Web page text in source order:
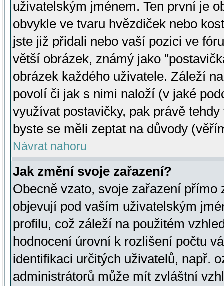
uživatelským jménem. Ten první je
obvykle ve tvaru hvězdiček nebo
jste již přidali nebo vaší pozici ve
větší obrázek, známý jako
obrázek každého uživatele. Záleží
povolí či jak s nimi naloží (v jaké
využívat postavičky, pak právě
byste se měli zeptat na důvody
Návrat nahoru
Jak změní svoje zařazení?
Obecně vzato, svoje zařazení přímo
objevují pod vaším uživatelským
profilu, což záleží na použitém
hodnocení úrovní k rozlišení počtu
identifikaci určitých uživatelů, např.
administrátorů může mít zvláštní